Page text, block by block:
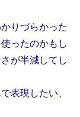
りづらかった
ったのかもし
が半減してし
表現したい、